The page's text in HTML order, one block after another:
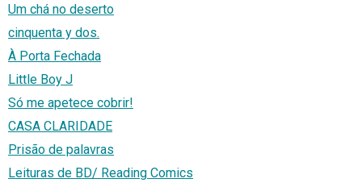
Um chá no deserto
cinquenta y dos.
À Porta Fechada
Little Boy J
Só me apetece cobrir!
CASA CLARIDADE
Prisão de palavras
Leituras de BD/ Reading Comics